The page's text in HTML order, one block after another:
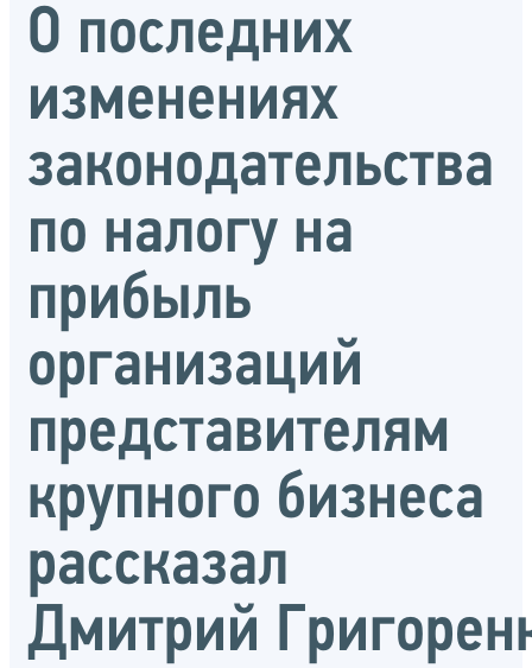
О последних
изменениях
законодательства
по налогу на
прибыль
организаций
представителям
крупного бизнеса
рассказал
Дмитрий